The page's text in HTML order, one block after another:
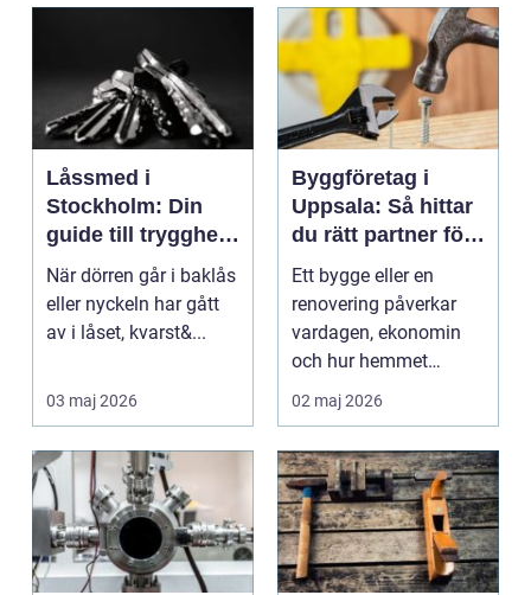
Låssmed i
Stockholm: Din
guide till trygghet
och säkerhet
När dörren går i baklås
eller nyckeln har gått
av i låset, kvarst&...
03 maj 2026
Byggföretag i
Uppsala: Så hittar
du rätt partner för
ditt projekt
Ett bygge eller en
renovering påverkar
vardagen, ekonomin
och hur hemmet
fungerar under l&arin...
02 maj 2026